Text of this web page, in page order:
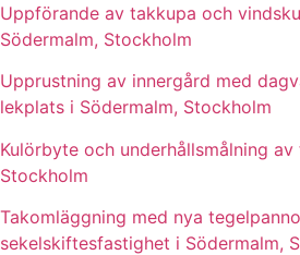
Uppförande av takkupa och
Södermalm, Stockholm
Upprustning av innergård med
lekplats i Södermalm, Stockholm
Kulörbyte och underhållsmålning
Stockholm
Takomläggning med nya
sekelskiftesfastighet i Södermalm,